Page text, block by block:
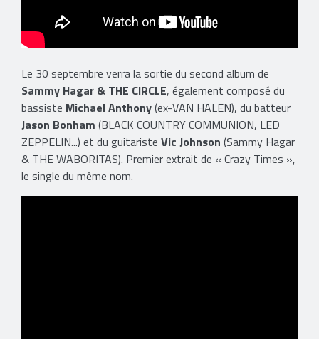
Le 30 septembre verra la sortie du second album de
Sammy Hagar & THE CIRCLE, également composé du
bassiste Michael Anthony(ex-VAN HALEN), du batteur
Jason Bonham (BLACK COUNTRY COMMUNION, LED
ZEPPELIN...) et du guitariste Vic Johnson (Sammy Hagar
& THE WABORITAS). Premier extrait de « Crazy Times »,
le single du même nom.